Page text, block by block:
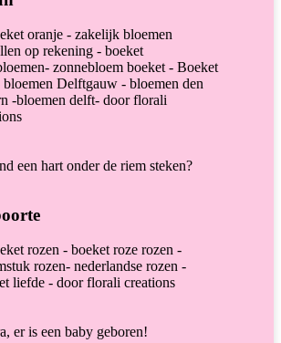
een hart onder de riem steken?
er is een baby geboren!